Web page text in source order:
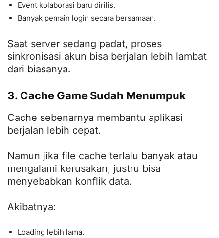
Event kolaborasi baru dirilis.
Banyak pemain login secara bersamaan.
Saat server sedang padat, proses
sinkronisasi akun bisa berjalan lebih lambat
dari biasanya.
3. Cache Game Sudah Menumpuk
Cache sebenarnya membantu aplikasi
berjalan lebih cepat.
Namun jika file cache terlalu banyak atau
mengalami kerusakan, justru bisa
menyebabkan konflik data.
Akibatnya:
Loading lebih lama.